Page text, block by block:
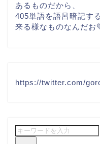
あるものだから、
405単語を語呂暗記す
来る様なものなんだお
https://twitter.com/